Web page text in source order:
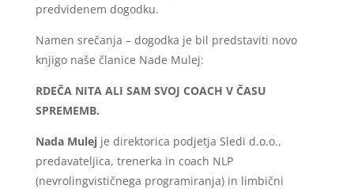
predvidenem dogodku.
Namen srečanja – dogodka je bil predstaviti novo
knjigo naše članice Nade Mulej:
RDEČA NITA ALI SAM SVOJ COACH V ČASU
SPREMEMB.
Nada Mulej je direktorica podjetja Sledi d.o.o.,
predavateljica, trenerka in coach NLP
(nevrolingvističnega programiranja) in limbični